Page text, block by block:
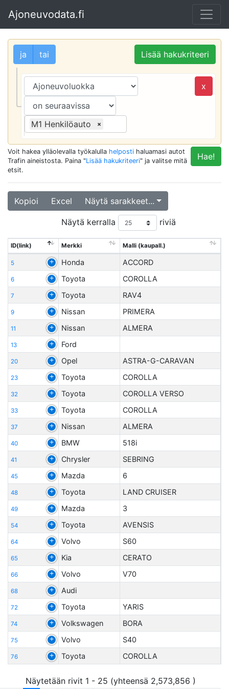
Ajoneuvodata.fi
Lisää hakukriteeri
ja tai
x
M1 Henkilöauto ×
Hae!
Voit hakea ylläolevalla työkalulla helposti haluamasi autot
Trafin aineistosta. Paina "Lisää hakukriteeri" ja valitse mitä
etsit.
Kopioi Excel Näytä sarakkeet...
Näytä kerralla riviä
ID(link) Merkki Malli (kaupall.)
5 Honda ACCORD
6 Toyota COROLLA
7 Toyota RAV4
9 Nissan PRIMERA
11 Nissan ALMERA
13 Ford
20 Opel ASTRA-G-CARAVAN
23 Toyota COROLLA
32 Toyota COROLLA VERSO
33 Toyota COROLLA
37 Nissan ALMERA
40 BMW 518i
41 Chrysler SEBRING
45 Mazda 6
48 Toyota LAND CRUISER
49 Mazda 3
54 Toyota AVENSIS
64 Volvo S60
65 Kia CERATO
66 Volvo V70
68 Audi
72 Toyota YARIS
74 Volkswagen BORA
75 Volvo S40
76 Toyota COROLLA
Näytetään rivit 1 - 25 (yhteensä 2,573,856 )